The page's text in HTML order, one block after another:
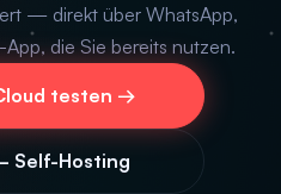
— direkt über WhatsApp,
die Sie bereits nutzen.
testen →
Self-Hosting